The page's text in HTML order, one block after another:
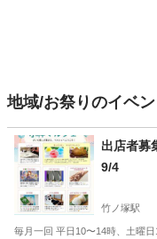
地域/お祭りのイベ
出店者募
9/4
竹ノ塚駅
毎月一回 平日10〜14時、土曜